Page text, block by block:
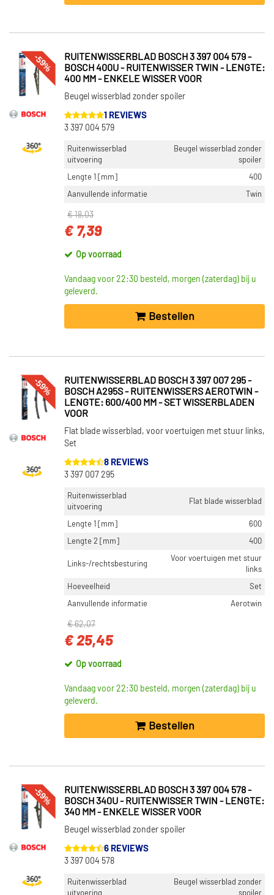
-59%
RUITENWISSERBLAD BOSCH 3 397 004 579 -
BOSCH 400U - RUITENWISSER TWIN - LENGTE:
400 MM - ENKELE WISSER VOOR
Beugel wisserblad zonder spoiler
1 REVIEWS
3 397 004 579
Ruitenwisserblad
uitvoering
Beugel wisserblad zonder
spoiler
Lengte 1 [mm]
400
Aanvullende informatie
Twin
€ 18,03
€ 7,39
Op voorraad
Vandaag voor 22:30 besteld, morgen (zaterdag) bij u
geleverd.
Bestellen
-59%
RUITENWISSERBLAD BOSCH 3 397 007 295 -
BOSCH A295S - RUITENWISSERS AEROTWIN -
LENGTE: 600/400 MM - SET WISSERBLADEN
VOOR
Flat blade wisserblad, voor voertuigen met stuur links,
Set
8 REVIEWS
3 397 007 295
Ruitenwisserblad
uitvoering
Flat blade wisserblad
Lengte 1 [mm]
600
Lengte 2 [mm]
400
Links-/rechtsbesturing
Voor voertuigen met stuur
links
Hoeveelheid
Set
Aanvullende informatie
Aerotwin
€ 62,07
€ 25,45
Op voorraad
Vandaag voor 22:30 besteld, morgen (zaterdag) bij u
geleverd.
Bestellen
-59%
RUITENWISSERBLAD BOSCH 3 397 004 578 -
BOSCH 340U - RUITENWISSER TWIN - LENGTE:
340 MM - ENKELE WISSER VOOR
Beugel wisserblad zonder spoiler
6 REVIEWS
3 397 004 578
Ruitenwisserblad
uitvoering
Beugel wisserblad zonder
spoiler